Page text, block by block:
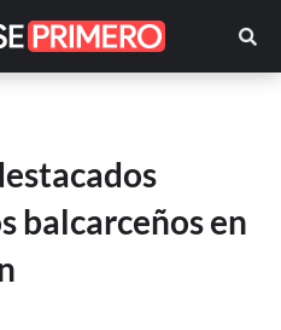
balcarceños en